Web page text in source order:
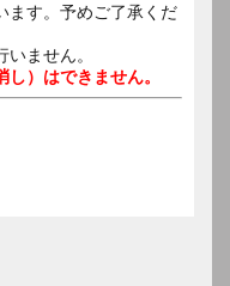
ます。予めご了承くだ
ません。
）はできません。